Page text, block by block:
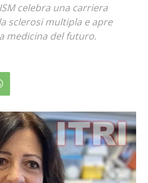
celebra una carriera
sclerosi multipla e apre
medicina del futuro.